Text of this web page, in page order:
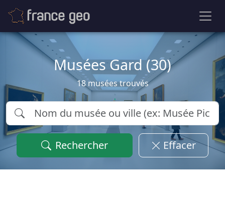
Musées Gard (30)
18 musées trouvés
Rechercher Effacer